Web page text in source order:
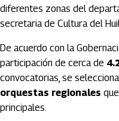
diferentes zonas del
secretaria de Cultura del
De acuerdo con la
participación de cerca de
convocatorias, se
orquestas regionales
principales.